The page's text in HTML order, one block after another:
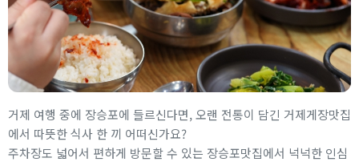
거제 여행 중에 장승포에 들르신다면, 오랜 전통이 담긴 거제게장맛집
에서 따뜻한 식사 한 끼 어떠신가요?
주차장도 넓어서 편하게 방문할 수 있는 장승포맛집에서 넉넉한 인심